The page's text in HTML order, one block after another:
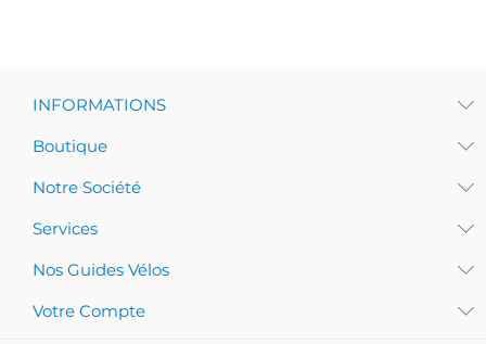
INFORMATIONS
Boutique
Notre Société
Services
Nos Guides Vélos
Votre Compte